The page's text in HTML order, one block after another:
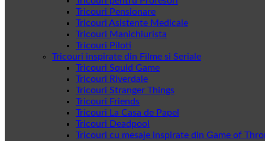
Tricouri Pensionare
Tricouri Asistente Medicale
Tricouri Manichiurista
Tricouri Piloti
Tricouri inspirate din Filme si Seriale
Tricouri Squid Game
Tricouri Riverdale
Tricouri Stranger Things
Tricouri Friends
Tricouri La Casa de Papel
Tricouri Deadpool
Tricouri cu mesaje inspirate din Game of